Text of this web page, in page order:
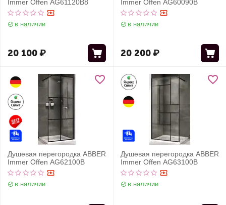
Immer Offen AG61120B8
в наличии
20 100₽
Immer Offen AG60090B
в наличии
20 200₽
Душевая перегородка ABBER
Immer Offen AG62100B
в наличии
Душевая перегородка ABBER
Immer Offen AG63100B
в наличии